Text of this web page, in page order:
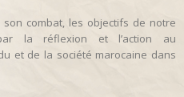
combat, les objectifs de notre
la réflexion et l’action au
et de la société marocaine dans